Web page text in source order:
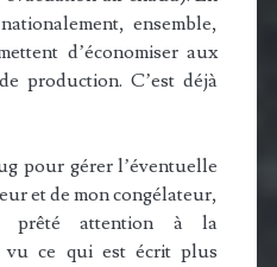
ensemble,
d’économiser aux
production. C’est déjà
pour gérer l’éventuelle
et de mon congélateur,
prêté attention à la
vu ce qui est écrit plus